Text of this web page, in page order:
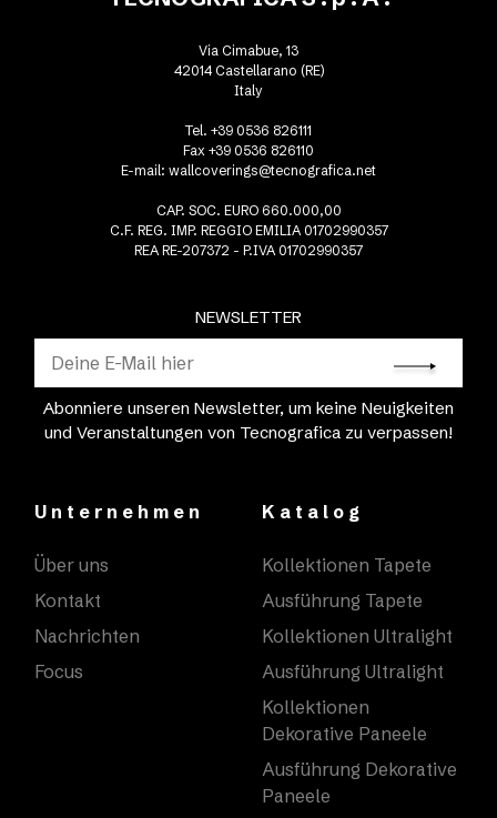
NEWSLETTER
Abonniere unseren Newsletter, um keine Neuigkeiten
und Veranstaltungen von Tecnografica zu verpassen!
Via Cimabue, 13
42014 Castellarano (RE)
Italy
Tel. +39 0536 826111
Fax +39 0536 826110
E-mail: wallcoverings@tecnografica.net
CAP. SOC. EURO 660.000,00
C.F. REG. IMP. REGGIO EMILIA 01702990357
REA RE-207372 - P.IVA 01702990357
Unternehmen
Über uns
Kontakt
Nachrichten
Focus
Katalog
Kollektionen Tapete
Ausführung Tapete
Kollektionen Ultralight
Ausführung Ultralight
Kollektionen
Dekorative Paneele
Ausführung Dekorative
Paneele